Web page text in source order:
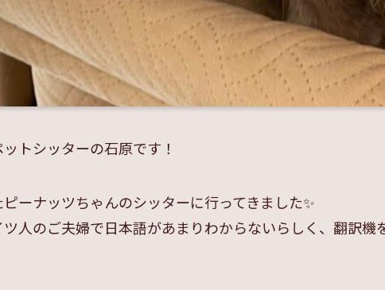
トシッターの石原です！
ピーナッツちゃんのシッターに行ってきました✨
人のご夫婦で日本語があまりわからないらしく、翻訳機